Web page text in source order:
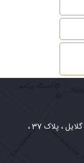
شهر مشهد، بلوار سجاد ، خیابان خیام جنوبی ۱۰ [بهزاد] ، خیابان گلایل ، پلاک 37 ،